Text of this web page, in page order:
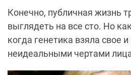
Конечно, публичная жизнь
выглядеть на все сто. Но
когда генетика взяла свое
неидеальными чертами